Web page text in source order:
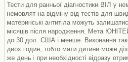
Тести для ранньої діагностики ВІЛ у
немовлят на відміну від тестів для
материнські антитіла можуть
місяців після народження. Мета
до 30 дол. США і менше. Виконання
двох годин, тобто мати дитини може
же день і при необхідності відразу